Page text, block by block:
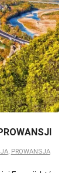
, PROWANSJA